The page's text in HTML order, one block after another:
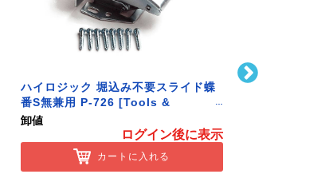
ハイロジック 堀込み不要スライド蝶
番S無兼用 P-726 [Tools &
Hardware]
卸値
ログイン後に表示
カートに入れる